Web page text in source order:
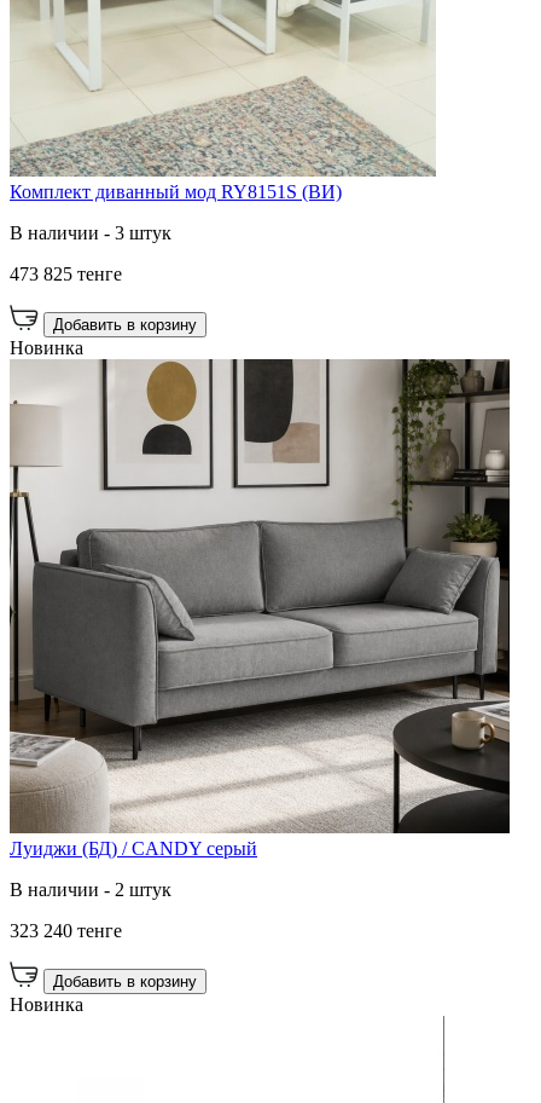
Комплект диванный мод RY8151S (ВИ)
В наличии - 3 штук
473 825 тенге
Добавить в корзину
Новинка
Луиджи (БД) / CANDY серый
В наличии - 2 штук
323 240 тенге
Добавить в корзину
Новинка